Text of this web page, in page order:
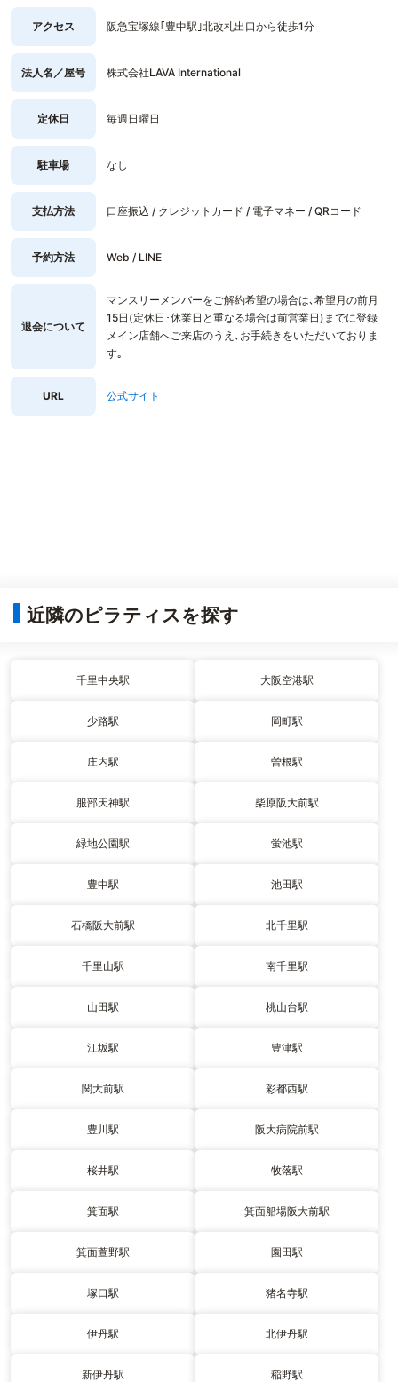
アクセス 阪急宝塚線｢豊中駅｣北改札出口から徒歩1分
法人名／屋号 株式会社LAVA International
定休日 毎週日曜日
駐車場 なし
支払方法 口座振込 / クレジットカード / 電子マネー / QRコード
予約方法 Web / LINE
退会について
マンスリーメンバーをご解約希望の場合は､希望月の前月
15日(定休日･休業日と重なる場合は前営業日)までに登録
メイン店舗へご来店のうえ､お手続きをいただいておりま
す｡
URL 公式サイト
近隣のピラティスを探す
千里中央駅 大阪空港駅
少路駅 岡町駅
庄内駅 曽根駅
服部天神駅 柴原阪大前駅
緑地公園駅 蛍池駅
豊中駅 池田駅
石橋阪大前駅 北千里駅
千里山駅 南千里駅
山田駅 桃山台駅
江坂駅 豊津駅
関大前駅 彩都西駅
豊川駅 阪大病院前駅
桜井駅 牧落駅
箕面駅 箕面船場阪大前駅
箕面萱野駅 園田駅
塚口駅 猪名寺駅
伊丹駅 北伊丹駅
新伊丹駅 稲野駅